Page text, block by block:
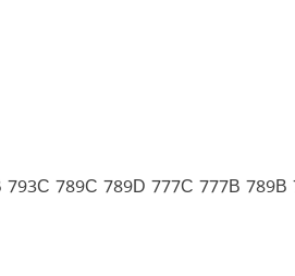
789C 789D 777C 777B